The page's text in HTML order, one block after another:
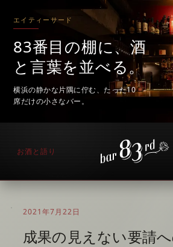
エイティーサード
83番目の棚に、酒
と言葉を並べる。
横浜の静かな片隅に佇む、たった10
席だけの小さなバー。
2021年7月22日
成果の見えない要請
お酒と語り